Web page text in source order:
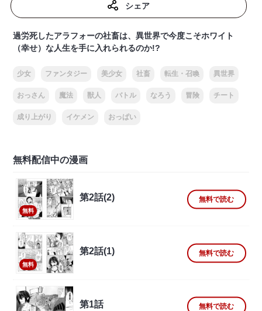
シェア
過労死したアラフォーの社畜は、異世界で今度こそホワイト
（幸せ）な人生を手に入れられるのか!?
少女 ファンタジー 美少女 社畜 転生・召喚 異世界
おっさん 魔法 獣人 バトル なろう 冒険 チート
成り上がり イケメン おっぱい
無料配信中の漫画
無料
第2話(2) 無料で読む
無料
第2話(1) 無料で読む
第1話 無料で読む